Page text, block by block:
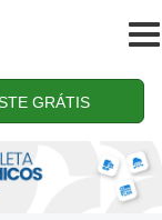
GRÁTIS